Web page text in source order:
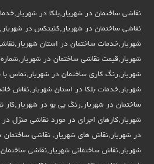
نقاشی ساختمان در شهریار,بلکا در
نقاشی ساختمان در شهریار,کنیتکس در
شهریار,خدمات ساختمان در استان
شهریار,قیمت نقاشی ساختمان در
شهریار,رنگ کاری ساختمان در شهریار,تماس
شهریار,خدمات بلکا در استان شهریار,نقاش
ساختمان در شهریار,رنگ بی بو در شهریار,کار
شهریار,کارهای اجرای در مورد نقاشی منزل
در شهریار,نقاش های شهریار, نقاشی ساختمان
شهریار,نقاش ساختمانی شهریار,نقاشی